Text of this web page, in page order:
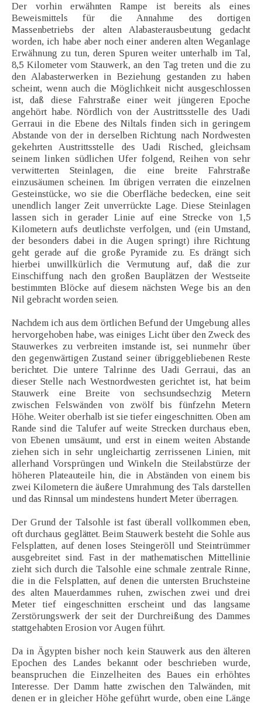
Der vorhin erwähnten Rampe ist bereits als eines
Beweismittels für die Annahme des dortigen
Massenbetriebs der alten Alabasterausbeutung gedacht
worden, ich habe aber noch einer anderen alten Weganlage
Erwähnung zu tun, deren Spuren weiter unterhalb im Tal,
8,5 Kilometer vom Stauwerk, an den Tag treten und die zu
den Alabasterwerken in Beziehung gestanden zu haben
scheint, wenn auch die Möglichkeit nicht ausgeschlossen
ist, daß diese Fahrstraße einer weit jüngeren Epoche
angehört habe. Nördlich von der Austrittsstelle des Uadi
Gerraui in die Ebene des Niltals finden sich in geringem
Abstande von der in derselben Richtung nach Nordwesten
gekehrten Austrittsstelle des Uadi Risched, gleichsam
seinem linken südlichen Ufer folgend, Reihen von sehr
verwitterten Steinlagen, die eine breite Fahrstraße
einzusäumen scheinen. Im übrigen verraten die einzelnen
Gesteinstücke, wo sie die Oberfläche bedecken, eine seit
unendlich langer Zeit unverrückte Lage. Diese Steinlagen
lassen sich in gerader Linie auf eine Strecke von 1,5
Kilometern aufs deutlichste verfolgen, und (ein Umstand,
der besonders dabei in die Augen springt) ihre Richtung
geht gerade auf die große Pyramide zu. Es drängt sich
hierbei unwillkürlich die Vermutung auf, daß die zur
Einschiffung nach den großen Bauplätzen der Westseite
bestimmten Blöcke auf diesem nächsten Wege bis an den
Nil gebracht worden seien.
Nachdem ich aus dem örtlichen Befund der Umgebung alles
hervorgehoben habe, was einiges Licht über den Zweck des
Stauwerkes zu verbreiten imstande ist, sei nunmehr über
den gegenwärtigen Zustand seiner übriggebliebenen Reste
berichtet. Die untere Talrinne des Uadi Gerraui, das an
dieser Stelle nach Westnordwesten gerichtet ist, hat beim
Stauwerk eine Breite von sechsundsechzig Metern
zwischen Felswänden von zwölf bis fünfzehn Metern
Höhe. Weiter oberhalb ist sie tiefer eingeschnitten. Oben am
Rande sind die Talufer auf weite Strecken durchaus eben,
von Ebenen umsäumt, und erst in einem weiten Abstande
ziehen sich in sehr ungleichartig zerrissenen Linien, mit
allerhand Vorsprüngen und Winkeln die Steilabstürze der
höheren Plateauteile hin, die in Abständen von einem bis
zwei Kilometern die äußere Umrahmung des Tals darstellen
und das Rinnsal um mindestens hundert Meter überragen.
Der Grund der Talsohle ist fast überall vollkommen eben,
oft durchaus geglättet. Beim Stauwerk besteht die Sohle aus
Felsplatten, auf denen loses Steingeröll und Steintrümmer
ausgebreitet sind. Fast in der mathematischen Mittellinie
zieht sich durch die Talsohle eine schmale zentrale Rinne,
die in die Felsplatten, auf denen die untersten Bruchsteine
des alten Mauerdammes ruhen, zwischen zwei und drei
Meter tief eingeschnitten erscheint und das langsame
Zerstörungswerk der seit der Durchreißung des Dammes
stattgehabten Erosion vor Augen führt.
Da in Ägypten bisher noch kein Stauwerk aus den älteren
Epochen des Landes bekannt oder beschrieben wurde,
beanspruchen die Einzelheiten des Baues ein erhöhtes
Interesse. Der Damm hatte zwischen den Talwänden, mit
denen er in gleicher Höhe geführt wurde, oben eine Länge